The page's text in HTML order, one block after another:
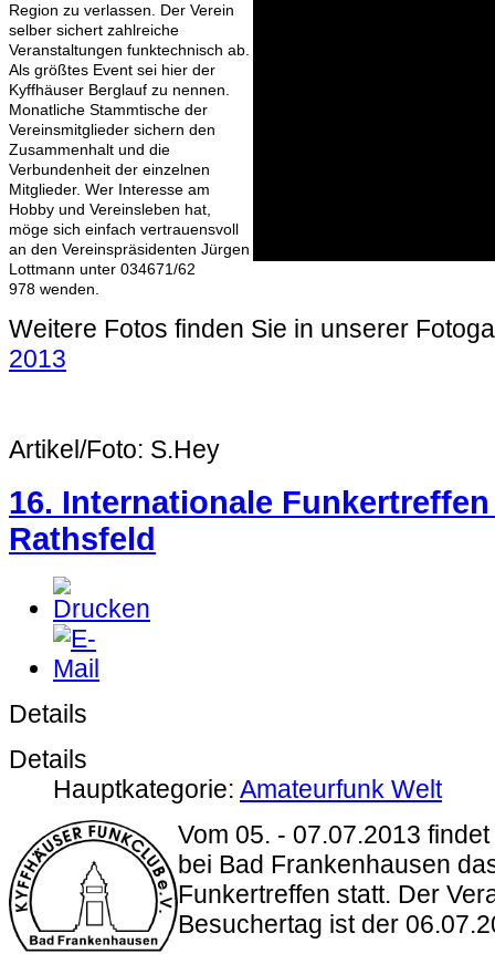
Region zu verlassen. Der Verein
selber sichert zahlreiche
Veranstaltungen funktechnisch ab.
Als größtes Event sei hier der
Kyffhäuser Berglauf zu nennen.
Monatliche Stammtische der
Vereinsmitglieder sichern den
Zusammenhalt und die
Verbundenheit der einzelnen
Mitglieder. Wer Interesse am
Hobby und Vereinsleben hat,
möge sich einfach vertrauensvoll
an den Vereinspräsidenten Jürgen
Lottmann unter 034671/62
978 wenden.
Weitere Fotos finden Sie in unserer
2013
Artikel/Foto: S.Hey
16. Internationale
Rathsfeld
Details
Details
Hauptkategorie: Amateurfunk Welt
Vom 05. - 07.07.2013
bei Bad Frankenhausen
Funkertreffen statt. Der
Besuchertag ist der